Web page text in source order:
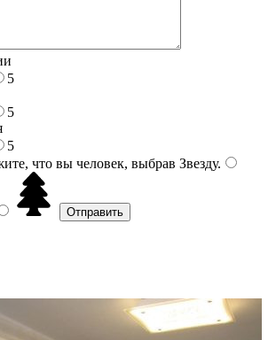
5
5
5
что вы человек, выбрав Звезду.